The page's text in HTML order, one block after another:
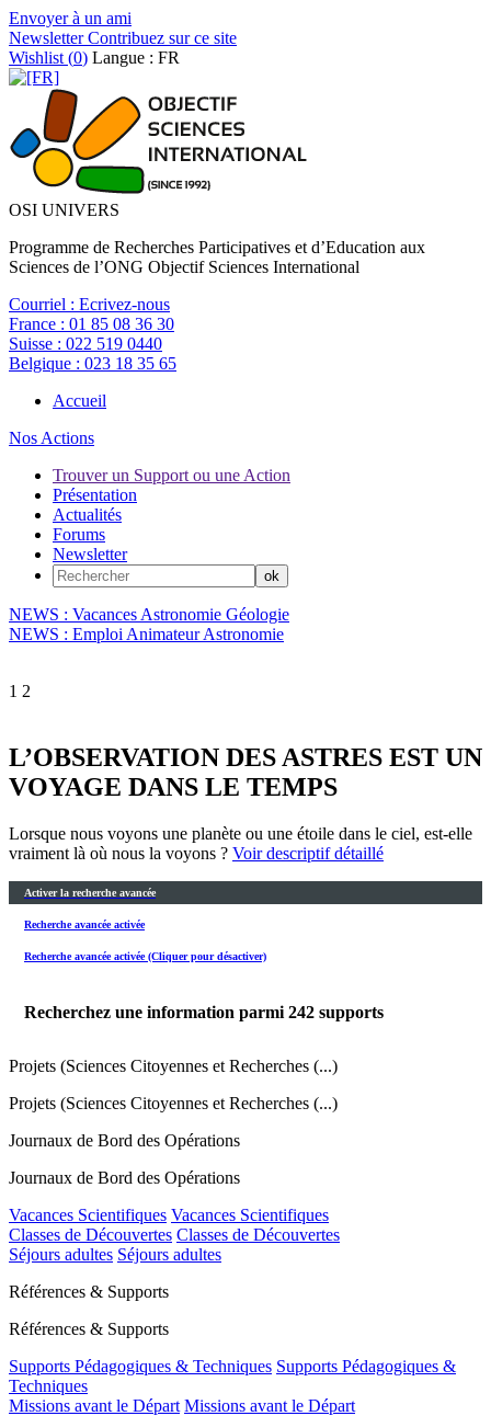
Envoyer à un ami
NewsletterContribuez sur ce site
Wishlist (0) Langue : FR
OSI UNIVERS
Programme de Recherches Participatives et d’Education aux
Sciences de l’ONG Objectif Sciences International
Courriel : Ecrivez-nous
France : 01 85 08 36 30
Suisse : 022 519 0440
Belgique : 023 18 35 65
Accueil
Nos Actions
Trouver un Support ou une Action
Présentation
Actualités
Forums
Newsletter
NEWS : Vacances Astronomie Géologie
NEWS : Emploi Animateur Astronomie
1 2
L’OBSERVATION DES ASTRES EST UN
VOYAGE DANS LE TEMPS
Lorsque nous voyons une planète ou une étoile dans le ciel, est-elle
vraiment là où nous la voyons ? Voir descriptif détaillé
Activer la recherche avancée
Recherche avancée activée
Recherche avancée activée (Cliquer pour désactiver)
Recherchez une information parmi 242 supports
Projets (Sciences Citoyennes et Recherches (...)
Projets (Sciences Citoyennes et Recherches (...)
Journaux de Bord des Opérations
Journaux de Bord des Opérations
Vacances Scientifiques Vacances Scientifiques
Classes de Découvertes Classes de Découvertes
Séjours adultes Séjours adultes
Références & Supports
Références & Supports
Supports Pédagogiques & Techniques Supports Pédagogiques &
Techniques
Missions avant le Départ Missions avant le Départ